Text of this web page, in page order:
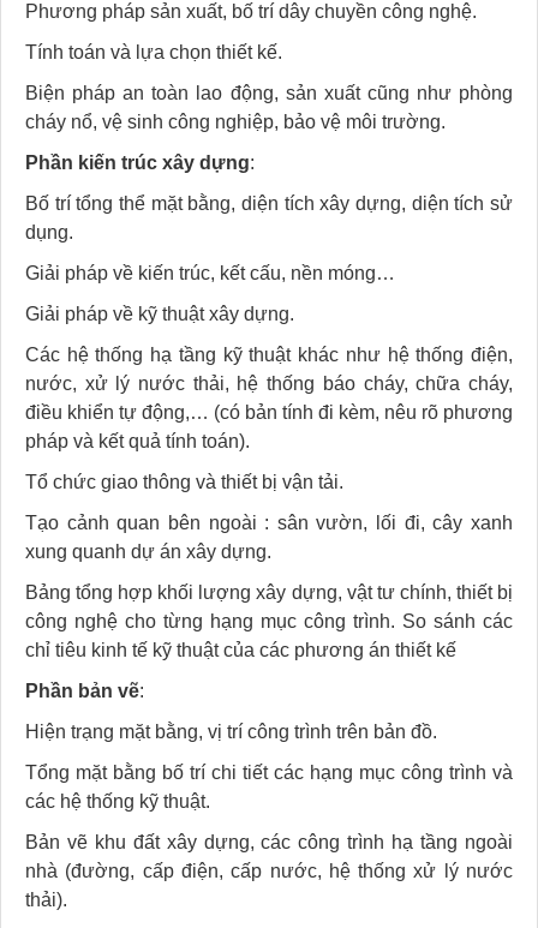
Phương pháp sản xuất, bố trí dây chuyền công nghệ.
Tính toán và lựa chọn thiết kế.
Biện pháp an toàn lao động, sản xuất cũng như phòng
cháy nổ, vệ sinh công nghiệp, bảo vệ môi trường.
Phần kiến trúc xây dựng:
Bố trí tổng thể mặt bằng, diện tích xây dựng, diện tích sử
dụng.
Giải pháp về kiến trúc, kết cấu, nền móng…
Giải pháp về kỹ thuật xây dựng.
Các hệ thống hạ tầng kỹ thuật khác như hệ thống điện,
nước, xử lý nước thải, hệ thống báo cháy, chữa cháy,
điều khiển tự động,… (có bản tính đi kèm, nêu rõ phương
pháp và kết quả tính toán).
Tổ chức giao thông và thiết bị vận tải.
Tạo cảnh quan bên ngoài : sân vườn, lối đi, cây xanh
xung quanh dự án xây dựng.
Bảng tổng hợp khối lượng xây dựng, vật tư chính, thiết bị
công nghệ cho từng hạng mục công trình. So sánh các
chỉ tiêu kinh tế kỹ thuật của các phương án thiết kế
Phần bản vẽ:
Hiện trạng mặt bằng, vị trí công trình trên bản đồ.
Tổng mặt bằng bố trí chi tiết các hạng mục công trình và
các hệ thống kỹ thuật.
Bản vẽ khu đất xây dựng, các công trình hạ tầng ngoài
nhà (đường, cấp điện, cấp nước, hệ thống xử lý nước
thải).